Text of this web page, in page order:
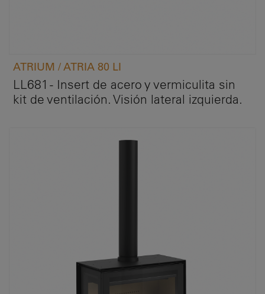
ATRIUM / ATRIA 80 LI
LL681 - Insert de acero y vermiculita sin
kit de ventilación. Visión lateral izquierda.